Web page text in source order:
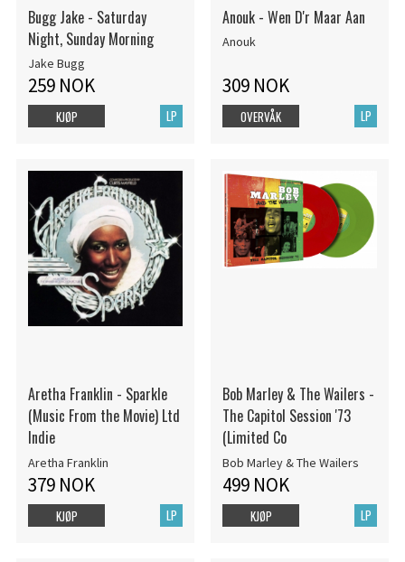
Bugg Jake - Saturday
Night, Sunday Morning
Jake Bugg
259 NOK
LP
KJØP
Anouk - Wen D'r Maar Aan
Anouk
309 NOK
LP
OVERVÅK
Aretha Franklin - Sparkle
(Music From the Movie) Ltd
Indie
Aretha Franklin
379 NOK
LP
KJØP
Bob Marley & The Wailers -
The Capitol Session '73
(Limited Co
Bob Marley & The Wailers
499 NOK
LP
KJØP